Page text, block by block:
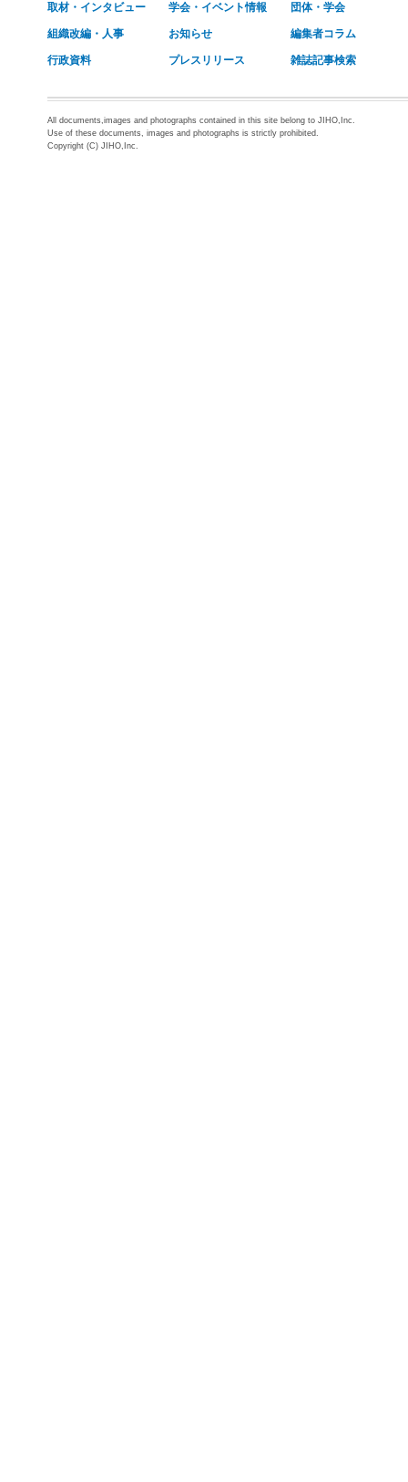
取材・インタビュー 学会・イベント情報 団体・学会
組織改編・人事 お知らせ 編集者コラム
行政資料 プレスリリース 雑誌記事検索
All documents,images and photographs contained in this site belong to JIHO,Inc.
Use of these documents, images and photographs is strictly prohibited.
Copyright (C) JIHO,Inc.